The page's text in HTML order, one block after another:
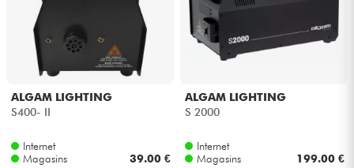
ALGAM LIGHTING
S400- II
Internet
Magasins
39.00 €
ALGAM LIGHTING
S 2000
Internet
Magasins
199.00 €